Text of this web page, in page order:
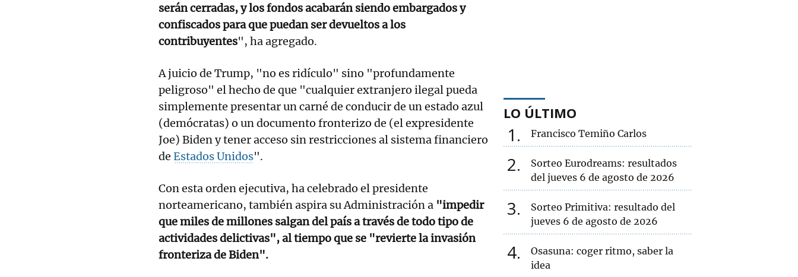
serán cerradas, y los fondos acabarán siendo embargados y
confiscados para que puedan ser devueltos a los
contribuyentes", ha agregado.
A juicio de Trump, "no es ridículo" sino "profundamente
peligroso" el hecho de que "cualquier extranjero ilegal pueda
simplemente presentar un carné de conducir de un estado azul
(demócratas) o un documento fronterizo de (el expresidente
Joe) Biden y tener acceso sin restricciones al sistema financiero
de Estados Unidos".
Con esta orden ejecutiva, ha celebrado el presidente
norteamericano, también aspira su Administración a "impedir
que miles de millones salgan del país a través de todo tipo de
actividades delictivas", al tiempo que se "revierte la invasión
fronteriza de Biden".
LO ÚLTIMO
1 Francisco Temiño Carlos
2
Sorteo Eurodreams: resultados
del jueves 6 de agosto de 2026
3
Sorteo Primitiva: resultado del
jueves 6 de agosto de 2026
4
Osasuna: coger ritmo, saber la
idea